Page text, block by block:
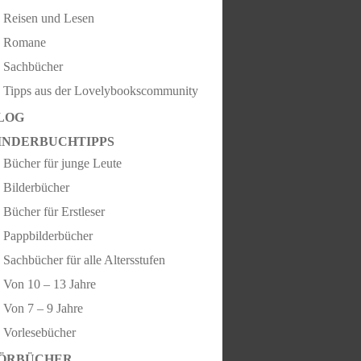
Reisen und Lesen
Romane
Sachbücher
Tipps aus der Lovelybookscommunity
Bücher für junge Leute
Bilderbücher
Bücher für Erstleser
Pappbilderbücher
Sachbücher für alle Altersstufen
Von 10 – 13 Jahre
Von 7 – 9 Jahre
Vorlesebücher